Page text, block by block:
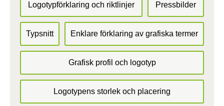
Logotypförklaring och riktlinjer Pressbilder
Typsnitt Enklare förklaring av grafiska termer
Grafisk profil och logotyp
Logotypens storlek och placering